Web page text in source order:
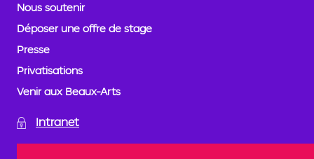
Nous soutenir
Déposer une offre de stage
Presse
Privatisations
Venir aux Beaux-Arts
Intranet